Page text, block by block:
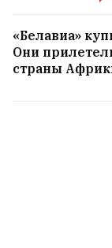
«Белавиа»
Они
страны